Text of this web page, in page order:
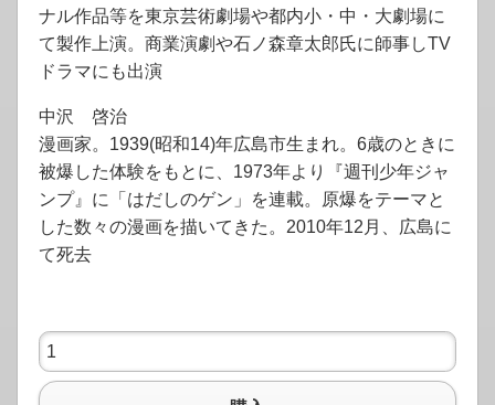
ナル作品等を東京芸術劇場や都内小・中・大劇場に
て製作上演。商業演劇や石ノ森章太郎氏に師事しTV
ドラマにも出演
中沢 啓治
漫画家。1939(昭和14)年広島市生まれ。6歳のときに
被爆した体験をもとに、1973年より『週刊少年ジャ
ンプ』に「はだしのゲン」を連載。原爆をテーマと
した数々の漫画を描いてきた。2010年12月、広島に
て死去